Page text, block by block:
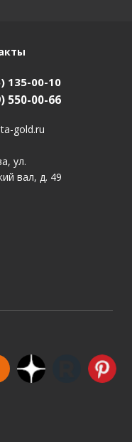
135-00-10
550-00-66
gold.ru
ул.
вал, д. 49